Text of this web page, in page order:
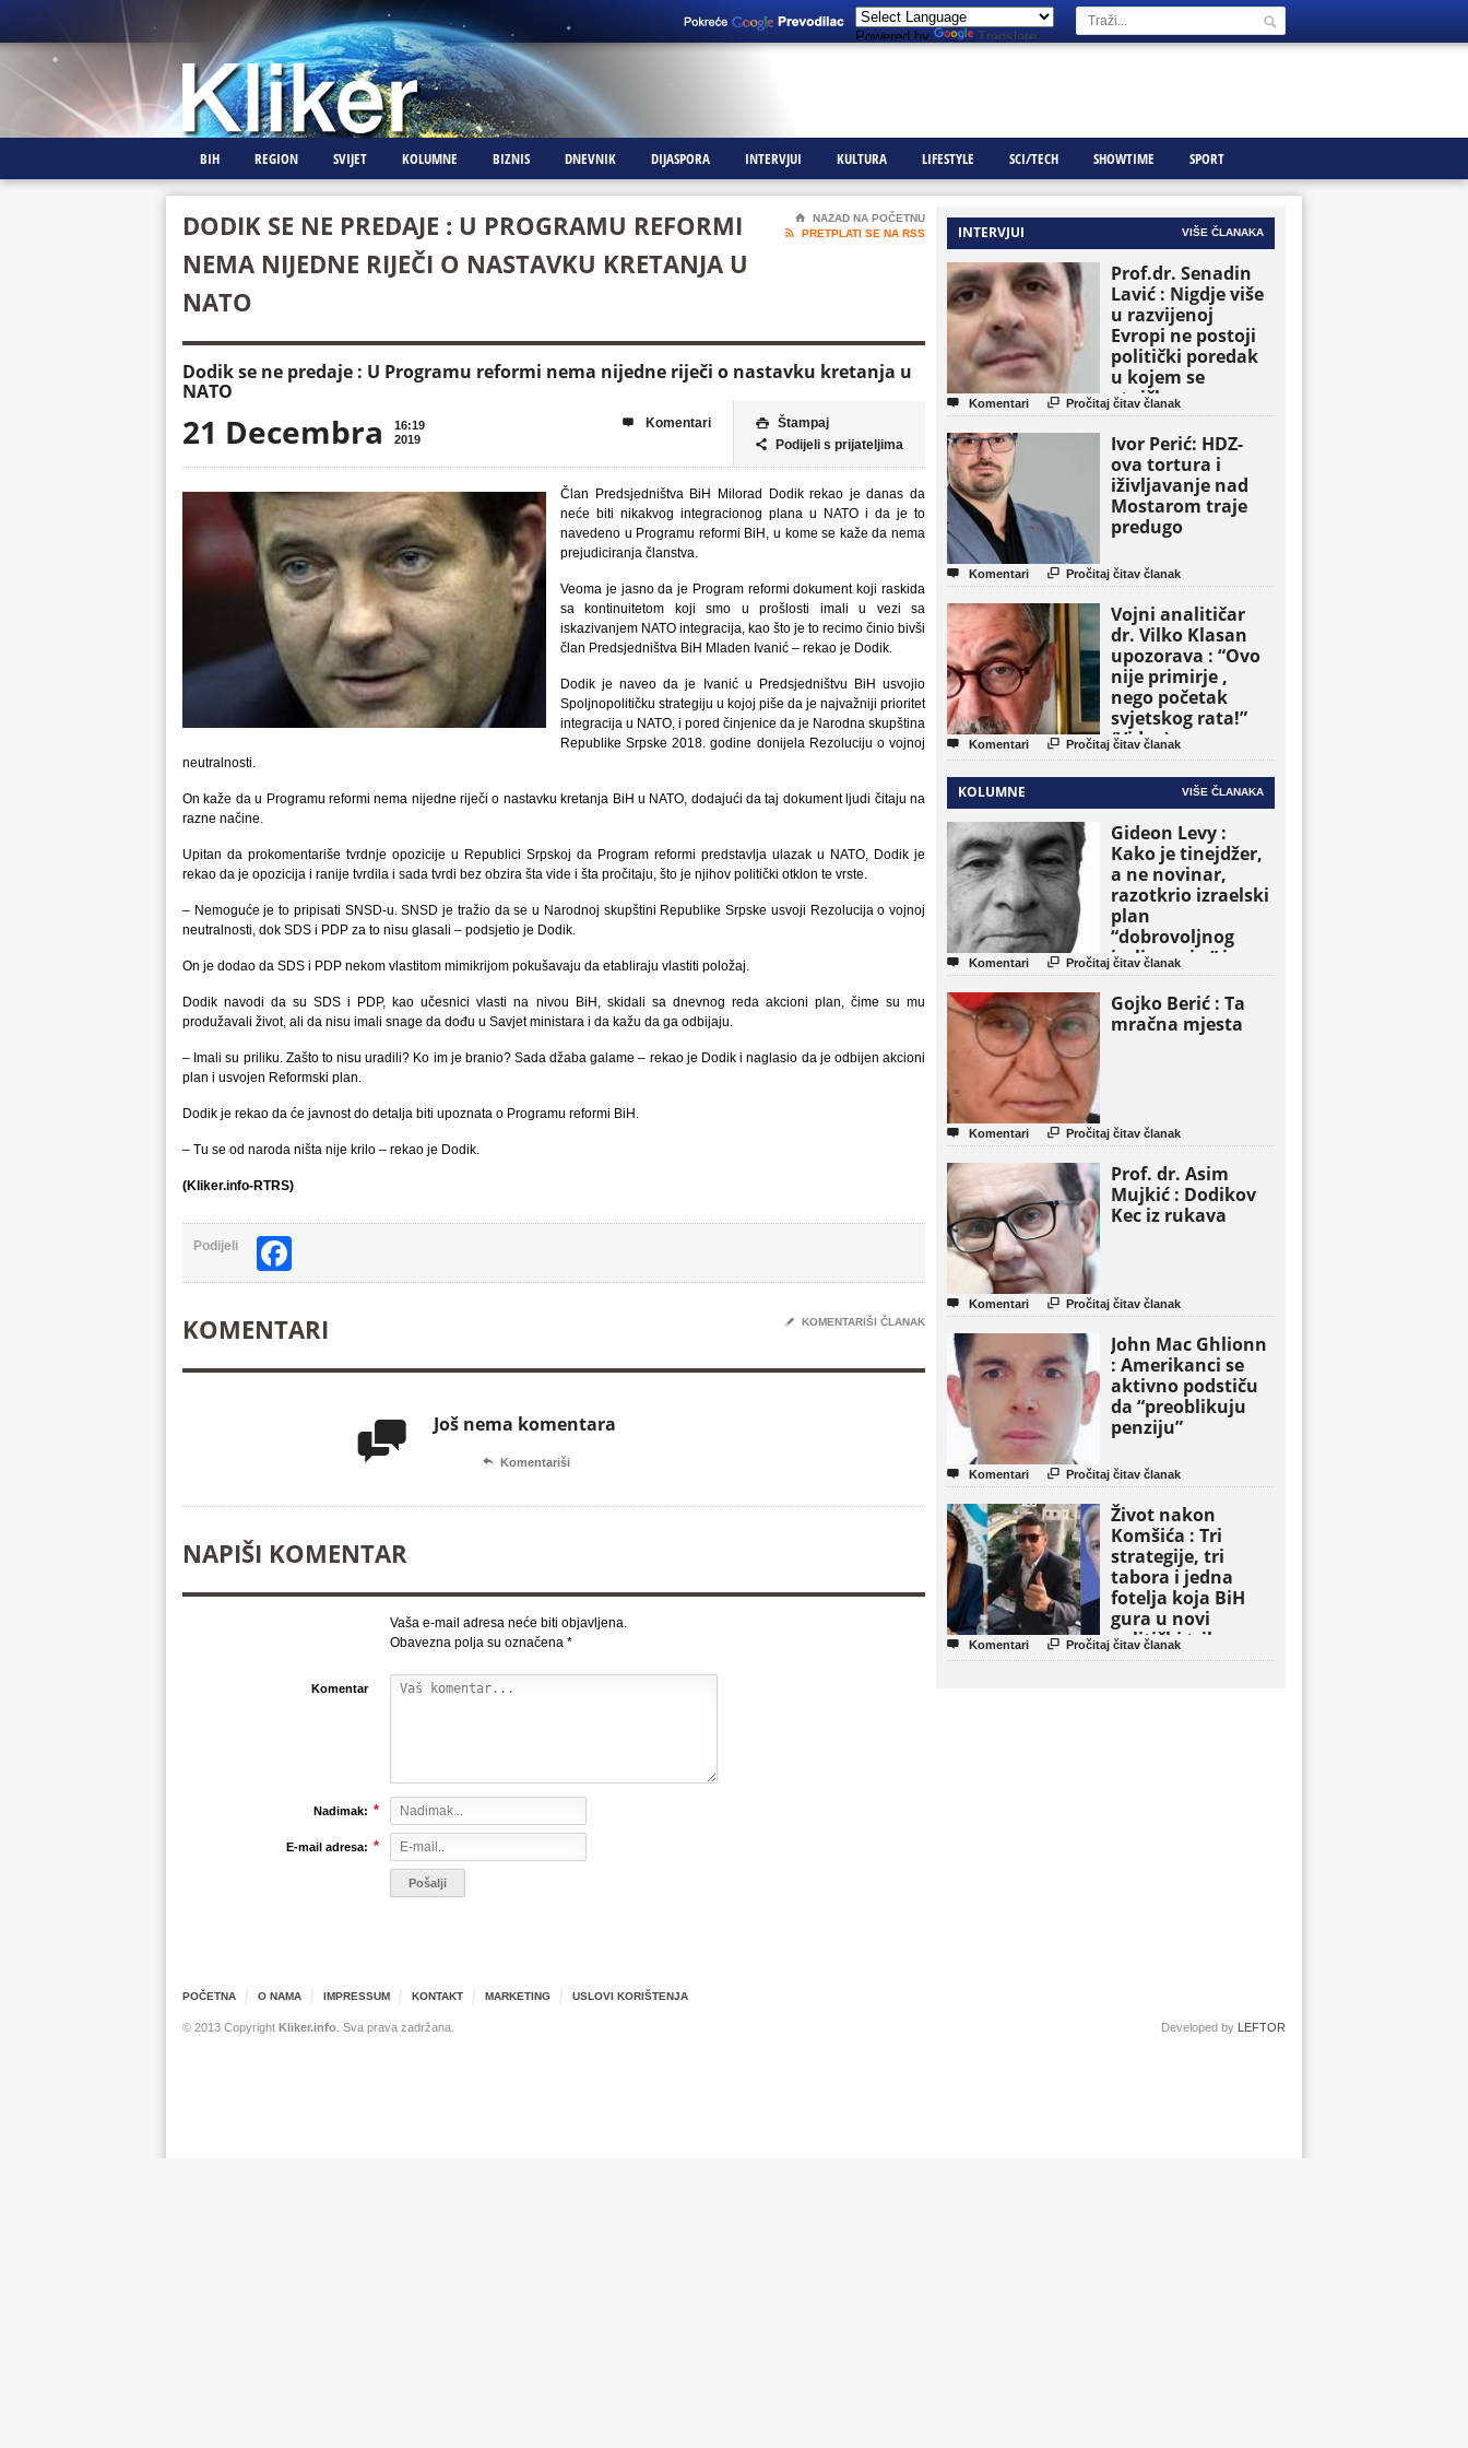
Powered by Translate
BIH REGION SVIJET KOLUMNE BIZNIS DNEVNIK DIJASPORA INTERVJUI KULTURA LIFESTYLE SCI/TECH SHOWTIME SPORT
DODIK SE NE PREDAJE : U PROGRAMU REFORMI
NEMA NIJEDNE RIJEČI O NASTAVKU KRETANJA U
NATO
⌂
NAZAD NA POČETNU

PRETPLATI SE NA RSS
Dodik se ne predaje : U Programu reformi nema nijedne riječi o nastavku kretanja u
NATO
21 Decembra
16:19
2019
 Štampaj
 Podijeli s prijateljima
 Komentari
Član Predsjedništva BiH Milorad Dodik rekao je danas da
neće biti nikakvog integracionog plana u NATO i da je to
navedeno u Programu reformi BiH, u kome se kaže da nema
prejudiciranja članstva.
Veoma je jasno da je Program reformi dokument koji raskida
sa kontinuitetom koji smo u prošlosti imali u vezi sa
iskazivanjem NATO integracija, kao što je to recimo činio bivši
član Predsjedništva BiH Mladen Ivanić – rekao je Dodik.
Dodik je naveo da je Ivanić u Predsjedništvu BiH usvojio
Spoljnopolitičku strategiju u kojoj piše da je najvažniji prioritet
integracija u NATO, i pored činjenice da je Narodna skupština
Republike Srpske 2018. godine donijela Rezoluciju o vojnoj
neutralnosti.
On kaže da u Programu reformi nema nijedne riječi o nastavku kretanja BiH u NATO, dodajući da taj dokument ljudi čitaju na
razne načine.
Upitan da prokomentariše tvrdnje opozicije u Republici Srpskoj da Program reformi predstavlja ulazak u NATO, Dodik je
rekao da je opozicija i ranije tvrdila i sada tvrdi bez obzira šta vide i šta pročitaju, što je njihov politički otklon te vrste.
– Nemoguće je to pripisati SNSD-u. SNSD je tražio da se u Narodnoj skupštini Republike Srpske usvoji Rezolucija o vojnoj
neutralnosti, dok SDS i PDP za to nisu glasali – podsjetio je Dodik.
On je dodao da SDS i PDP nekom vlastitom mimikrijom pokušavaju da etabliraju vlastiti položaj.
Dodik navodi da su SDS i PDP, kao učesnici vlasti na nivou BiH, skidali sa dnevnog reda akcioni plan, čime su mu
produžavali život, ali da nisu imali snage da dođu u Savjet ministara i da kažu da ga odbijaju.
– Imali su priliku. Zašto to nisu uradili? Ko im je branio? Sada džaba galame – rekao je Dodik i naglasio da je odbijen akcioni
plan i usvojen Reformski plan.
Dodik je rekao da će javnost do detalja biti upoznata o Programu reformi BiH.
– Tu se od naroda ništa nije krilo – rekao je Dodik.
(Kliker.info-RTRS)
Podijeli
KOMENTARI ✎ KOMENTARIŠI ČLANAK
 Još nema komentara
 Komentariši
NAPIŠI KOMENTAR
Vaša e-mail adresa neće biti objavljena.
Obavezna polja su označena *
Komentar
Nadimak: *
E-mail adresa: *
INTERVJUI VIŠE ČLANAKA
Prof.dr. Senadin
Lavić : Nigdje više
u razvijenoj
Evropi ne postoji
politički poredak
u kojem se
etničke grupe
pojavljuju kao
osnovne političke
jedinice
 Komentari  Pročitaj čitav članak
Ivor Perić: HDZ-
ova tortura i
iživljavanje nad
Mostarom traje
predugo
 Komentari  Pročitaj čitav članak
Vojni analitičar
dr. Vilko Klasan
upozorava : “Ovo
nije primirje ,
nego početak
svjetskog rata!”
(Video)
 Komentari  Pročitaj čitav članak
KOLUMNE VIŠE ČLANAKA
Gideon Levy :
Kako je tinejdžer,
a ne novinar,
razotkrio izraelski
plan
“dobrovoljnog
iseljavanja ” iz
Gaze
 Komentari  Pročitaj čitav članak
Gojko Berić : Ta
mračna mjesta
 Komentari  Pročitaj čitav članak
Prof. dr. Asim
Mujkić : Dodikov
Kec iz rukava
 Komentari  Pročitaj čitav članak
John Mac Ghlionn
: Amerikanci se
aktivno podstiču
da “preoblikuju
penziju”
 Komentari  Pročitaj čitav članak
Život nakon
Komšića : Tri
strategije, tri
tabora i jedna
fotelja koja BiH
gura u novi
politički triler
 Komentari  Pročitaj čitav članak
POČETNA O NAMA IMPRESSUM KONTAKT MARKETING USLOVI KORIŠTENJA
© 2013 Copyright Kliker.info . Sva prava zadržana. Developed by LEFTOR